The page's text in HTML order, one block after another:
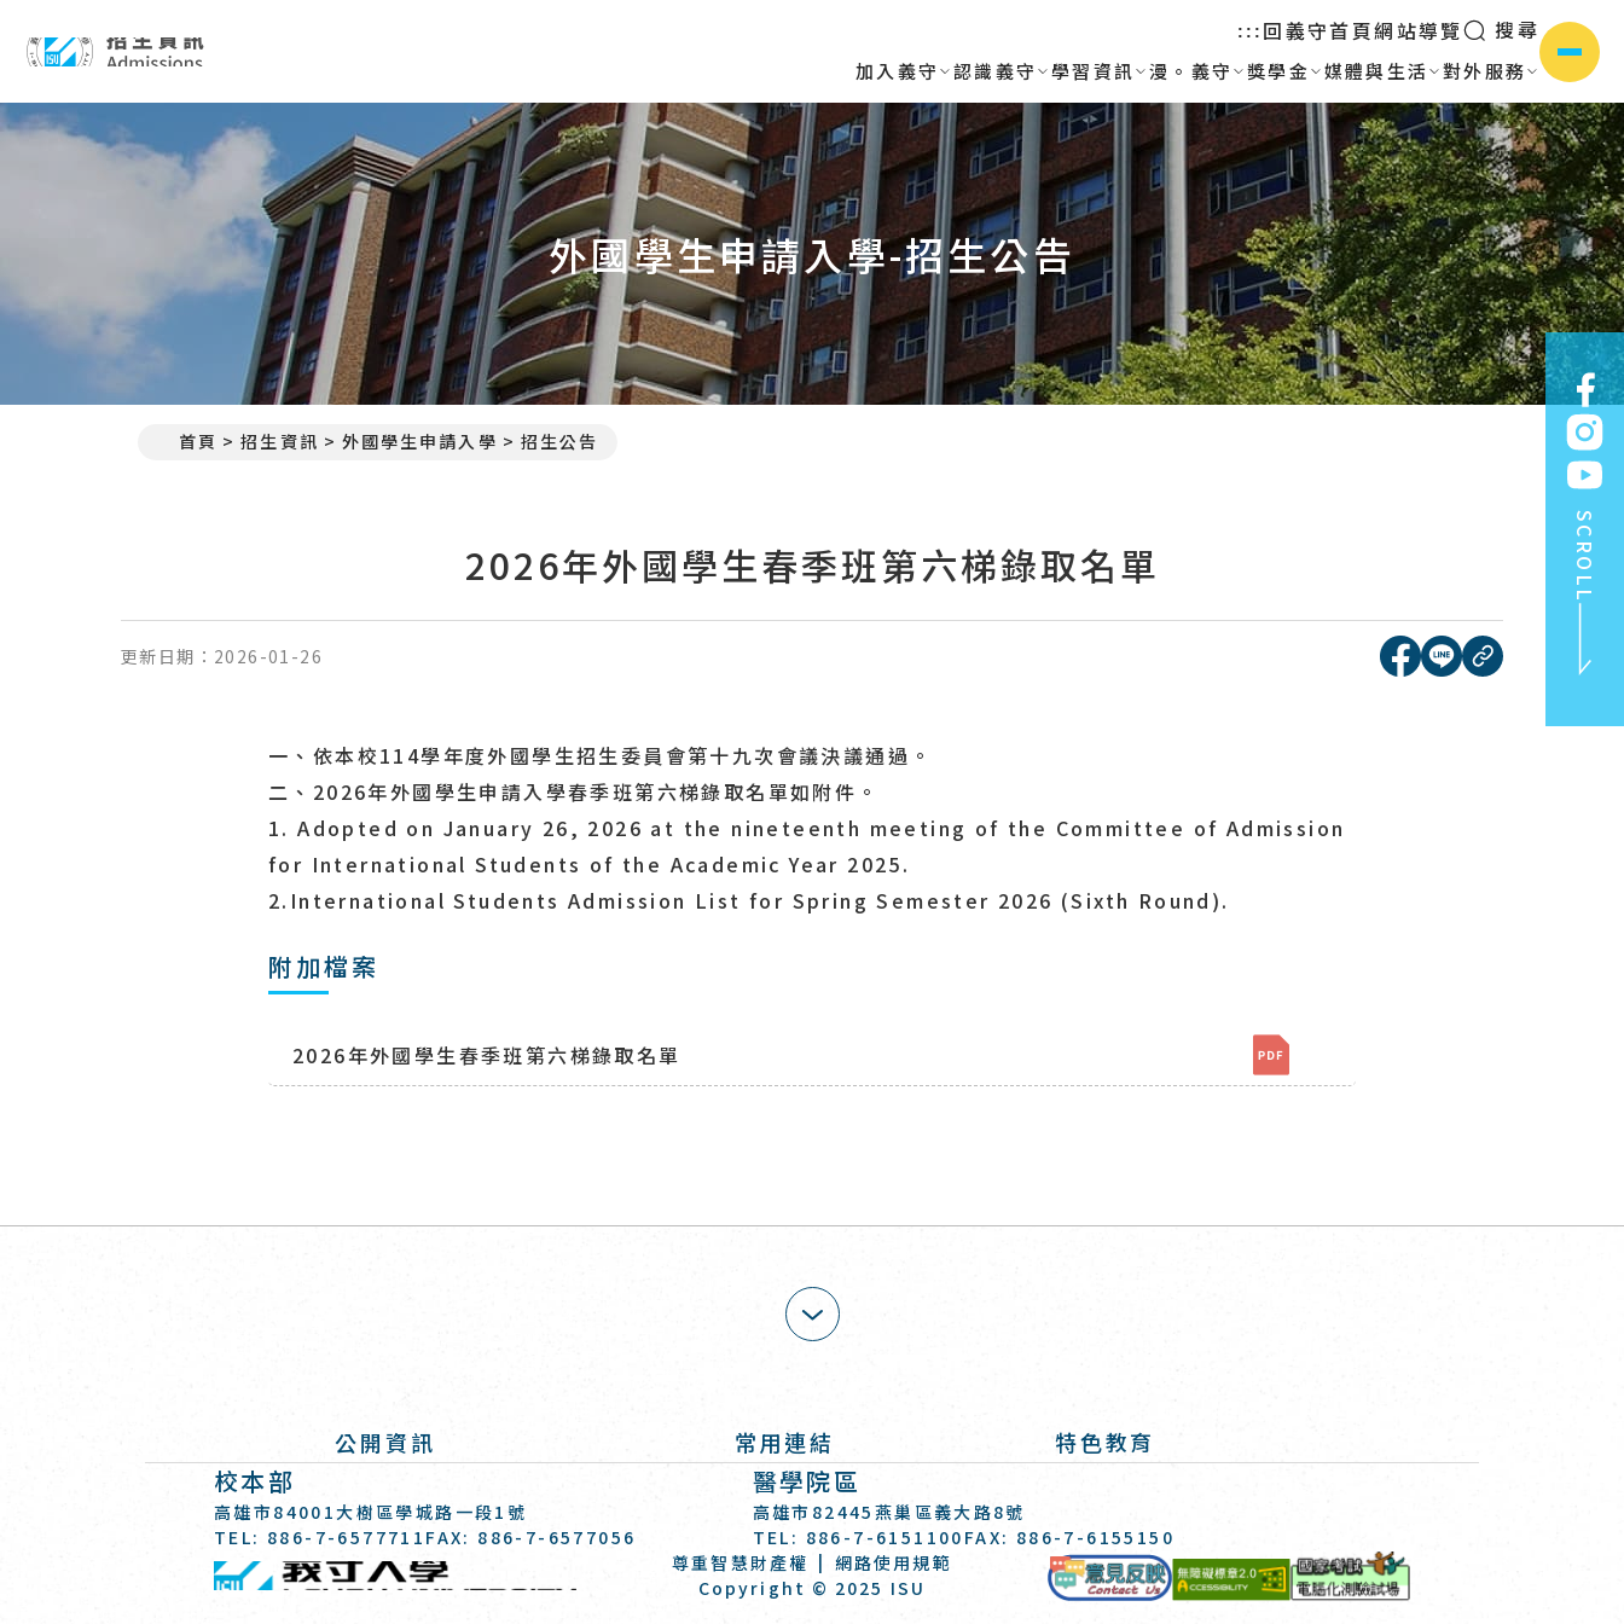
::: 回義守首頁網站導覽 搜尋
加入義守 認識義守 學習資訊 漫。義守 獎學金 媒體與生活 對外服務
側選單
SCROLL
外國學生申請入學-招生公告
首頁 招生資訊 外國學生申請入學 招生公告
2026年外國學生春季班第六梯錄取名單
更新日期： 2026-01-26 [另開新視窗]分享到
[另開新視窗]分享
複製連結
一、依本校114學年度外國學生招生委員會第十九次會議決議通過。
二、2026年外國學生申請入學春季班第六梯錄取名單如附件。
1. Adopted on January 26, 2026 at the nineteenth meeting of the Committee of Admission
for International Students of the Academic Year 2025.
2.International Students Admission List for Spring Semester 2026 (Sixth Round).
附加檔案
2026年外國學生春季班第六梯錄取名單
展開
公開資訊 常用連結 特色教育
:::
校本部
高雄市84001大樹區學城路一段1號
TEL: 886-7-6577711 FAX: 886-7-6577056
醫學院區
高雄市82445燕巢區義大路8號
TEL: 886-7-6151100 FAX: 886-7-6155150
義守大學 I-SHOU UNIVERSITY
尊重智慧財產權
網路使用規範
Copyright © 2025 ISU
意見反映 國家考試-電腦化測驗專